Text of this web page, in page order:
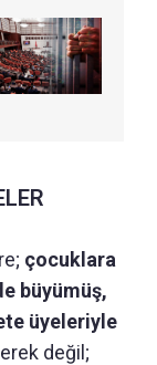
çocuklara
büyümüş,
üyeleriyle
değil;